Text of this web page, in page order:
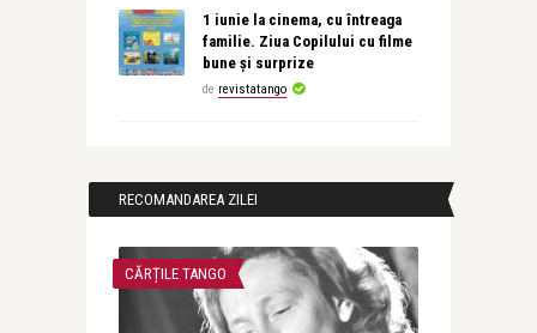
1 iunie la cinema, cu întreaga
familie. Ziua Copilului cu filme
bune și surprize
de revistatango
RECOMANDAREA ZILEI
CĂRȚILE TANGO